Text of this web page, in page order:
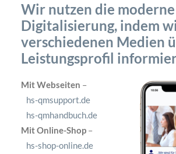
Wir nutzen die moderne
Digitalisierung, indem
verschiedenen Medien
Leistungsprofil
Mit Webseiten –
hs-qmsupport.de
hs-qmhandbuch.de
Mit Online-Shop –
hs-shop-online.de